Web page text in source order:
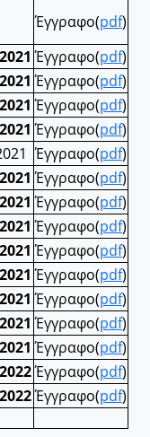
Έγγραφο(pdf)
Έγγραφο(pdf)
Έγγραφο(pdf)
Έγγραφο(pdf)
Έγγραφο(pdf)
Έγγραφο(pdf)
Έγγραφο(pdf)
Έγγραφο(pdf)
Έγγραφο(pdf)
Έγγραφο(pdf)
Έγγραφο(pdf)
Έγγραφο(pdf)
Έγγραφο(pdf)
Έγγραφο(pdf)
Έγγραφο(pdf)
Έγγραφο(pdf)